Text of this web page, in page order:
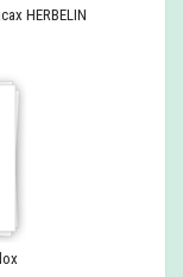
HERBELIN